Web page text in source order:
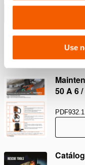
Use
Descargas
50 A 6
PDF